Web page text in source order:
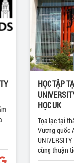
HỌC TẬP
HỌC UK
Tọa lạc tại
Vương quốc
cùng thuận